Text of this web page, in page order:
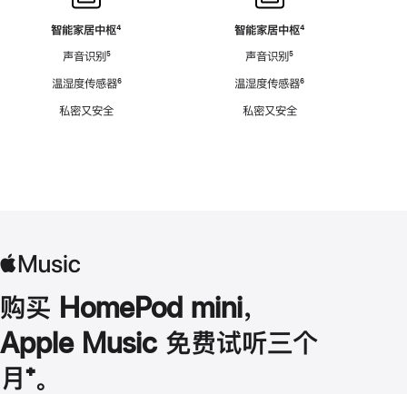
智能家居中枢脚
⁴
声音识别脚
⁵
温湿度传感器脚
⁶
私密又安全
智能家居中枢脚
⁴
声音识别脚
⁵
温湿度传感器脚
⁶
私密又安全
购买 HomePod mini，
Apple Music 免费试听三个
月 脚
⁺。